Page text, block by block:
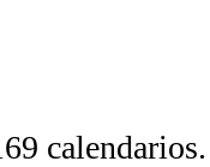
calendarios.